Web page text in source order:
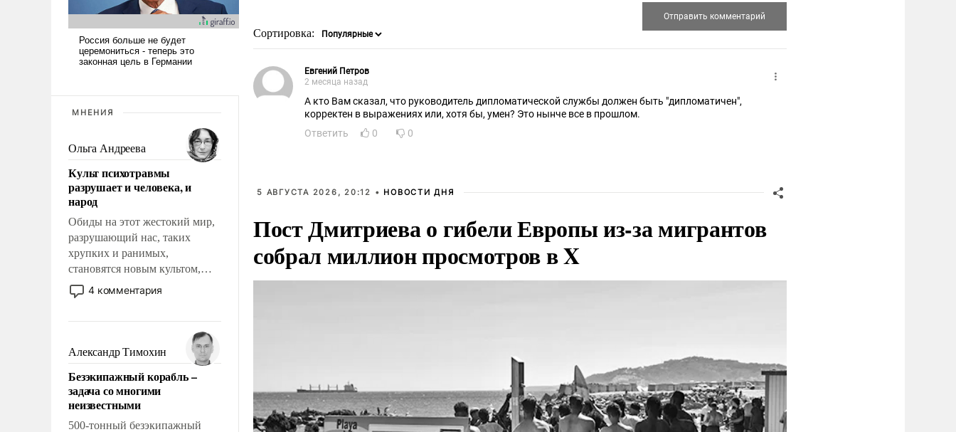
МНЕНИЯ
Ольга Андреева
Культ психотравмы
разрушает и человека, и
народ
Обиды на этот жестокий мир,
разрушающий нас, таких
хрупких и ранимых,
становятся новым культом,
постепенно вытесняя и
отменяя традиционное
мужественным и твердым под
ударами судьбы, брать на себя
ответственность, помогать
слабым, идти вперед и
адаптироваться.
4 комментария
Александр Тимохин
Безэкипажный корабль –
задача со многими
неизвестными
500-тонный безэкипажный
Сортировка:
Евгений Петров
2 месяца назад
А кто Вам сказал, что руководитель дипломатической службы должен быть "дипломатичен",
корректен в выражениях или, хотя бы, умен? Это нынче все в прошлом.
Ответить
0 0
5 АВГУСТА 2026, 20:12 • НОВОСТИ ДНЯ
Пост Дмитриева о гибели Европы из-за мигрантов
собрал миллион просмотров в X